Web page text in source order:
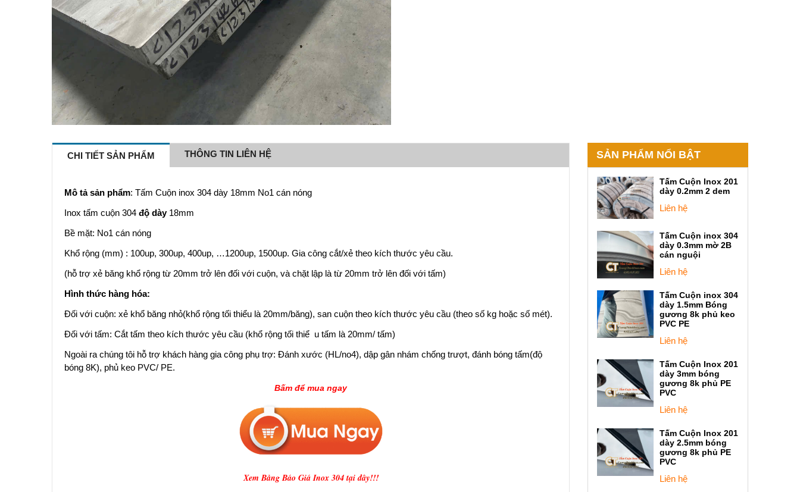
CHI TIẾT SẢN PHẨM THÔNG TIN LIÊN HỆ
Mô tả sản phẩm: Tấm Cuộn inox 304 dày 18mm No1 cán nóng
Inox tấm cuộn 304 độ dày18mm
Bề mặt: No1 cán nóng
Khổ rộng (mm) : 100up, 300up, 400up, …1200up, 1500up. Gia công cắt/xẻ theo kích thước yêu cầu.
(hỗ trợ xẻ băng khổ rộng từ 20mm trở lên đối với cuộn, và chặt lập là từ 20mm trở lên đối với tấm)
Hình thức hàng hóa:
Đối với cuộn: xẻ khổ băng nhỏ(khổ rộng tối thiểu là 20mm/băng), san cuộn theo kích thước yêu cầu (theo số kg hoặc số mét).
Đối với tấm: Cắt tấm theo kích thước yêu cầu (khổ rộng tối thiể u tấm là 20mm/ tấm)
Ngoài ra chúng tôi hỗ trợ khách hàng gia công phụ trợ: Đánh xước (HL/no4), dập gân nhám chống trượt, đánh bóng tấm(độ
bóng 8K), phủ keo PVC/ PE.
Bấm để mua ngay
Xem Bảng Báo Giá Inox 304 tại đây!!!
SẢN PHẨM NỔI BẬT
Tấm Cuộn Inox 201
dày 0.2mm 2 dem
Liên hệ
Tấm Cuộn inox 304
dày 0.3mm mờ 2B
cán nguội
Liên hệ
Tấm Cuộn inox 304
dày 1.5mm Bóng
gương 8k phủ keo
PVC PE
Liên hệ
Tấm Cuộn Inox 201
dày 3mm bóng
gương 8k phủ PE
PVC
Liên hệ
Tấm Cuộn Inox 201
dày 2.5mm bóng
gương 8k phủ PE
PVC
Liên hệ